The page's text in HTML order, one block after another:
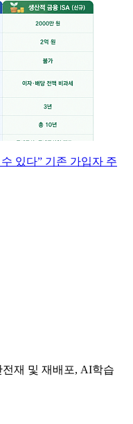
있다” 기존 가입자 주
재 및 재배포, AI학습